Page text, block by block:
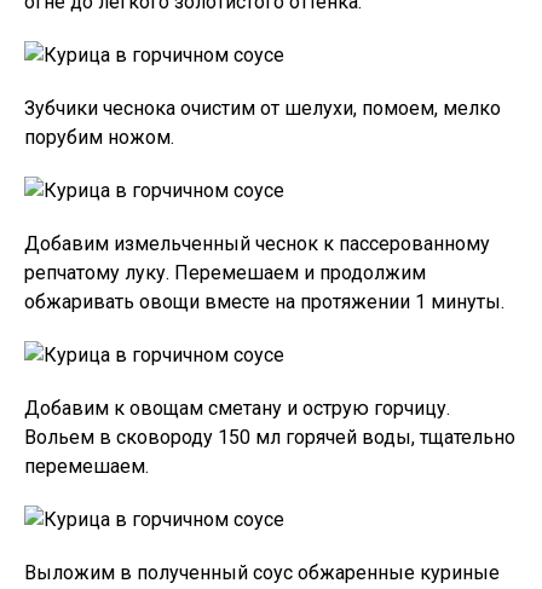
Зубчики чеснока очистим от шелухи, помоем, мелко
порубим ножом.
Добавим измельченный чеснок к пассерованному
репчатому луку. Перемешаем и продолжим
обжаривать овощи вместе на протяжении 1 минуты.
Добавим к овощам сметану и острую горчицу.
Вольем в сковороду 150 мл горячей воды, тщательно
перемешаем.
Выложим в полученный соус обжаренные куриные